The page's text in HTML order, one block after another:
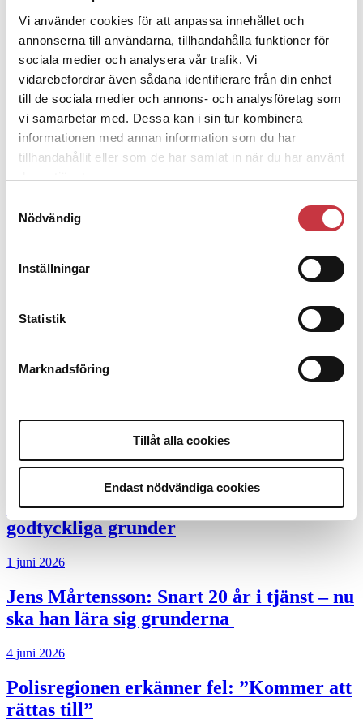
Vi använder cookies för att anpassa innehållet och
annonserna till användarna, tillhandahålla funktioner för
sociala medier och analysera vår trafik. Vi
vidarebefordrar även sådana identifierare från din enhet
till de sociala medier och annons- och analysföretag som
vi samarbetar med. Dessa kan i sin tur kombinera
informationen med annan information som du har
tillhandahållit eller som de har samlat in när du har använt
Nödvändig
Inställningar
Statistik
Marknadsföring
Tillåt alla cookies
Endast nödvändiga cookies
Ny forskning visar att vi kan styra det vi vill glömma, på samma sätt
som vi kan styra våra motoriska impulser.
”Alla beskrev serieskytten på olika sätt”
Aktuellt
Kortintervjun med Farhan Sarwar … som nyligen doktorerade vid
Lunds universitet med en avhandling om vittnespsykologi.
8 december 2009
katastrofer
I framtiden måste vi försöka förbereda oss på det osannolika. Och
Andra läser
kronor
Miljoner i sjön –
polisaspiranter underkänns på
godtyckliga grunder
1 juni 2026
Jens Mårtensson: Snart 20 år i tjänst – nu
ska han lära sig grunderna
4 juni 2026
Polisregionen erkänner fel: ”Kommer att
rättas till”